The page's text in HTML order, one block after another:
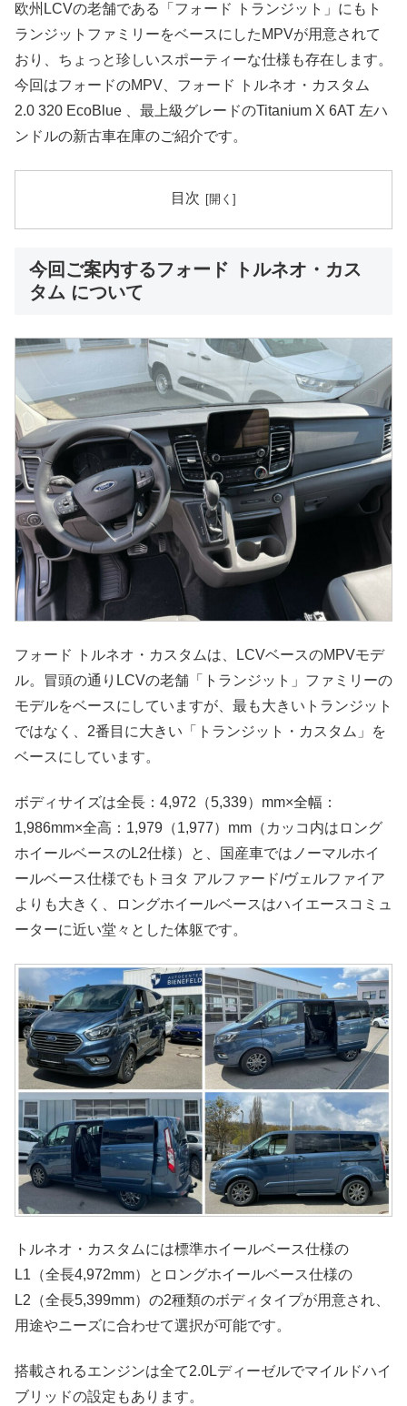
欧州LCVの老舗である「フォード トランジット」にもト
ランジットファミリーをベースにしたMPVが用意されて
おり、ちょっと珍しいスポーティーな仕様も存在します。
今回はフォードのMPV、フォード トルネオ・カスタム
2.0 320 EcoBlue 、最上級グレードのTitanium X 6AT 左ハ
ンドルの新古車在庫のご紹介です。
目次
今回ご案内するフォード トルネオ・カス
タム について
フォード トルネオ・カスタムは、LCVベースのMPVモデ
ル。冒頭の通りLCVの老舗「トランジット」ファミリーの
モデルをベースにしていますが、最も大きいトランジット
ではなく、2番目に大きい「トランジット・カスタム」を
ベースにしています。
ボディサイズは全長：4,972（5,339）mm×全幅：
1,986mm×全高：1,979（1,977）mm（カッコ内はロング
ホイールベースのL2仕様）と、国産車ではノーマルホイ
ールベース仕様でもトヨタ アルファード/ヴェルファイア
よりも大きく、ロングホイールベースはハイエースコミュ
ーターに近い堂々とした体躯です。
トルネオ・カスタムには標準ホイールベース仕様の
L1（全長4,972mm）とロングホイールベース仕様の
L2（全長5,399mm）の2種類のボディタイプが用意され、
用途やニーズに合わせて選択が可能です。
搭載されるエンジンは全て2.0Lディーゼルでマイルドハイ
ブリッドの設定もあります。